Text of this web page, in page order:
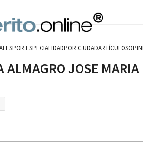
POR ESPECIALIDADPOR CIUDADARTÍCULOS
ALMAGRO JOSE MARIA